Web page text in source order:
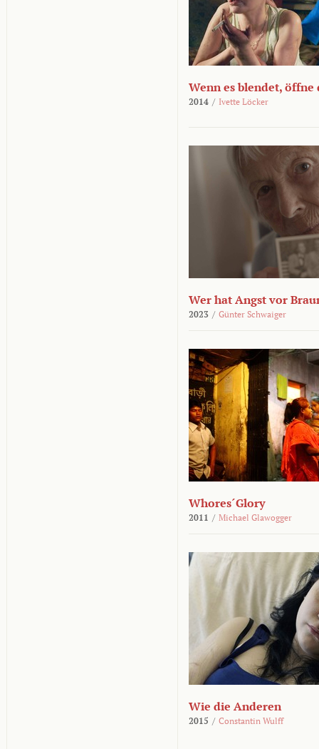
Wenn es blendet, öffne
2014 / Ivette Löcker
Wer hat Angst vor
2023 / Günter Schwaiger
Whores´Glory
2011 / Michael Glawogger
Wie die Anderen
2015 / Constantin Wulff